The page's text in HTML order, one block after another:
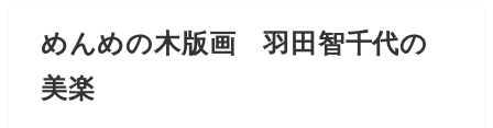
めんめの木版画 羽田智千代の
美楽